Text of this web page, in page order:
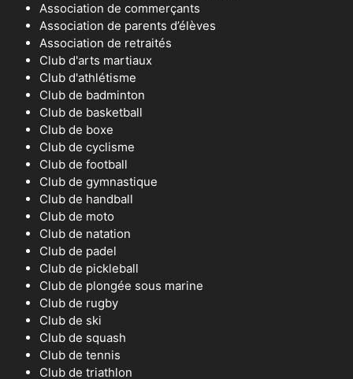
Association de commerçants
Association de parents d’élèves
Association de retraités
Club d'arts martiaux
Club d'athlétisme
Club de badminton
Club de basketball
Club de boxe
Club de cyclisme
Club de football
Club de gymnastique
Club de handball
Club de moto
Club de natation
Club de padel
Club de pickleball
Club de plongée sous marine
Club de rugby
Club de ski
Club de squash
Club de tennis
Club de triathlon